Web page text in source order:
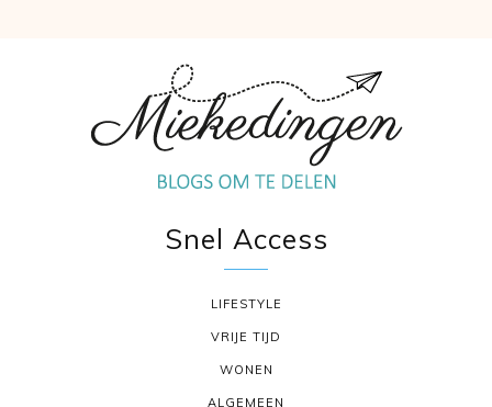
Snel Access
LIFESTYLE
VRIJE TIJD
WONEN
ALGEMEEN